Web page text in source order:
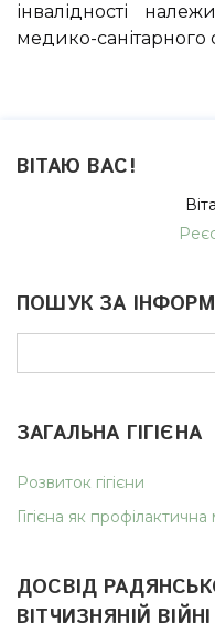
інвалідності
медико-санітарного
ВІТАЮ ВАС!
ПОШУК ЗА
ЗАГАЛЬНА ГІГІЄНА
Розвиток гігієни
Гігієна як
ДОСВІД
ВІТЧИЗНЯНІЙ